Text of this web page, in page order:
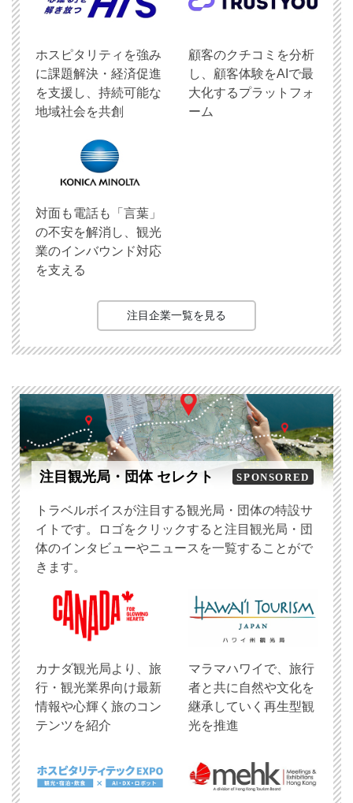
ホスピタリティを強み
に課題解決・経済促進
を支援し、持続可能な
地域社会を共創
顧客のクチコミを分析
し、顧客体験をAIで最
大化するプラットフォ
ーム
対面も電話も「言葉」
の不安を解消し、観光
業のインバウンド対応
を支える
注目企業一覧を見る
注目観光局・団体 セレクト SPONSORED
トラベルボイスが注目する観光局・団体の特設サ
イトです。ロゴをクリックすると注目観光局・団
体のインタビューやニュースを一覧することがで
きます。
​カナダ観光局より、旅
行・観光業界向け最新
情報や心輝く旅のコン
テンツを紹介
マラマハワイで、旅行
者と共に自然や文化を
継承していく再生型観
光を推進